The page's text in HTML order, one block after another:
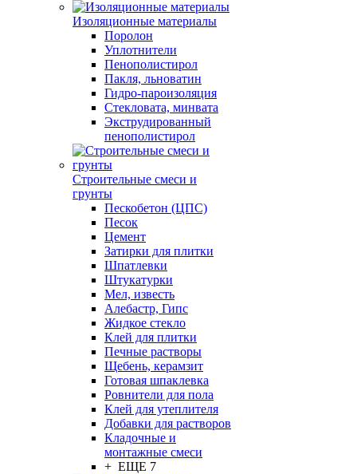
Изоляционные материалы
Поролон
Уплотнители
Пенополистирол
Пакля, льноватин
Гидро-пароизоляция
Стекловата, минвата
Экструдированный
пенополистирол
Строительные смеси и
грунты
Пескобетон (ЦПС)
Песок
Цемент
Затирки для плитки
Шпатлевки
Штукатурки
Мел, известь
Алебастр, Гипс
Жидкое стекло
Клей для плитки
Печные растворы
Щебень, керамзит
Готовая шпаклевка
Ровнители для пола
Клей для утеплителя
Добавки для растворов
Кладочные и
монтажные смеси
+ ЕЩЕ 7